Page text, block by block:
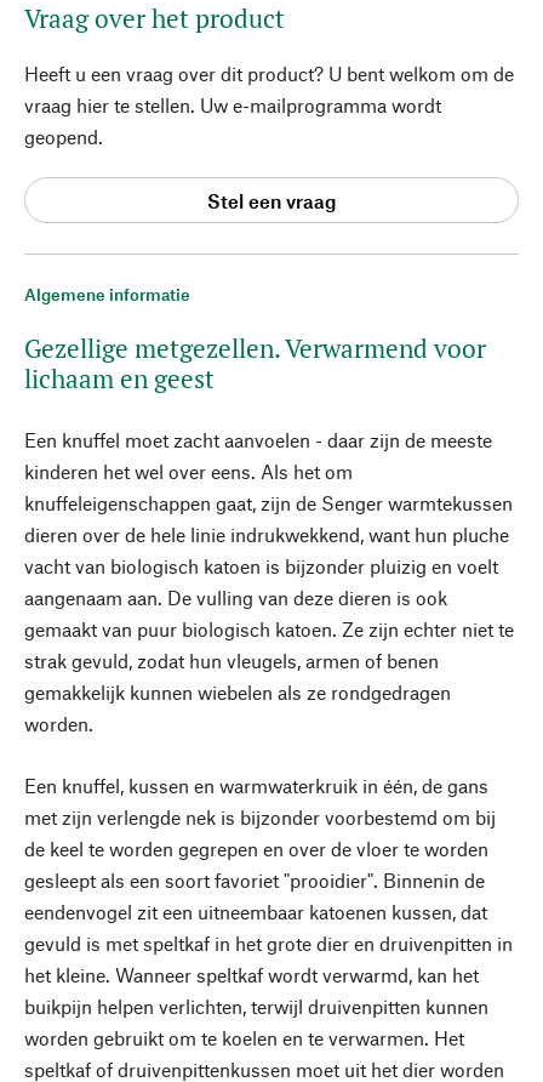
Algemene informatie
Gezellige metgezellen. Verwarmend voor
lichaam en geest
Een knuffel moet zacht aanvoelen - daar zijn de meeste
kinderen het wel over eens. Als het om
knuffeleigenschappen gaat, zijn de Senger warmtekussen
dieren over de hele linie indrukwekkend, want hun pluche
vacht van biologisch katoen is bijzonder pluizig en voelt
aangenaam aan. De vulling van deze dieren is ook
gemaakt van puur biologisch katoen. Ze zijn echter niet te
strak gevuld, zodat hun vleugels, armen of benen
gemakkelijk kunnen wiebelen als ze rondgedragen
worden.
Een knuffel, kussen en warmwaterkruik in één, de gans
met zijn verlengde nek is bijzonder voorbestemd om bij
de keel te worden gegrepen en over de vloer te worden
gesleept als een soort favoriet "prooidier". Binnenin de
eendenvogel zit een uitneembaar katoenen kussen, dat
gevuld is met speltkaf in het grote dier en druivenpitten in
het kleine. Wanneer speltkaf wordt verwarmd, kan het
buikpijn helpen verlichten, terwijl druivenpitten kunnen
worden gebruikt om te koelen en te verwarmen. Het
speltkaf of druivenpittenkussen moet uit het dier worden
Vraag over het product
Heeft u een vraag over dit product? U bent welkom om de
vraag hier te stellen. Uw e-mailprogramma wordt
geopend.
Stel een vraag